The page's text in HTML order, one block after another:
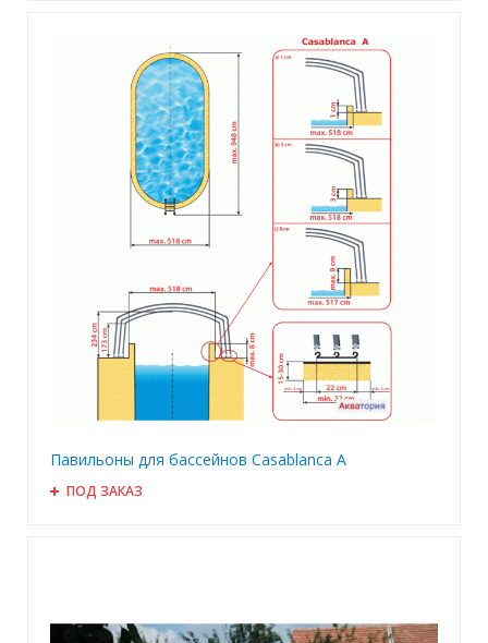
Павильоны для бассейнов Casablanca A
ПОД ЗАКАЗ